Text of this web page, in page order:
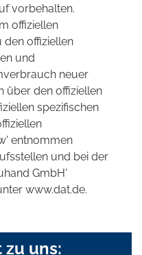
vorbehalten.
offiziellen
den offiziellen
und
neuer
über den offiziellen
spezifischen
entnommen
und bei der
GmbH'
www.dat.de.
zu uns: